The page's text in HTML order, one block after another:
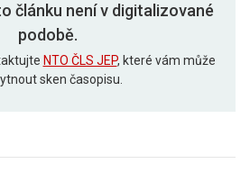
článku není v digitalizované
podobě.
NTO ČLS JEP, které vám může
sken časopisu.